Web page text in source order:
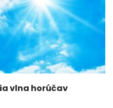
vlna horúčav